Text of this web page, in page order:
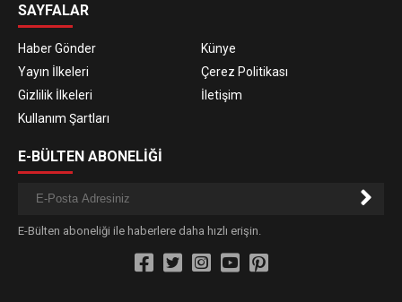
SAYFALAR
Haber Gönder
Künye
Yayın İlkeleri
Çerez Politikası
Gizlilik İlkeleri
İletişim
Kullanım Şartları
E-BÜLTEN ABONELİĞİ
E-Bülten aboneliği ile haberlere daha hızlı erişin.